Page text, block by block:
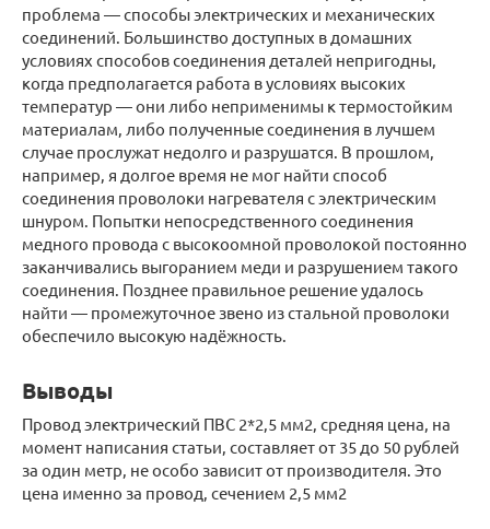
проблема — способы электрических и механических
соединений. Большинство доступных в домашних
условиях способов соединения деталей непригодны,
когда предполагается работа в условиях высоких
температур — они либо неприменимы к термостойким
материалам, либо полученные соединения в лучшем
случае прослужат недолго и разрушатся. В прошлом,
например, я долгое время не мог найти способ
соединения проволоки нагревателя с электрическим
шнуром. Попытки непосредственного соединения
медного провода с высокоомной проволокой постоянно
заканчивались выгоранием меди и разрушением такого
соединения. Позднее правильное решение удалось
найти — промежуточное звено из стальной проволоки
обеспечило высокую надёжность.
Выводы
Провод электрический ПВС 2*2,5 мм2, средняя цена, на
момент написания статьи, составляет от 35 до 50 рублей
за один метр, не особо зависит от производителя. Это
цена именно за провод, сечением 2,5 мм2